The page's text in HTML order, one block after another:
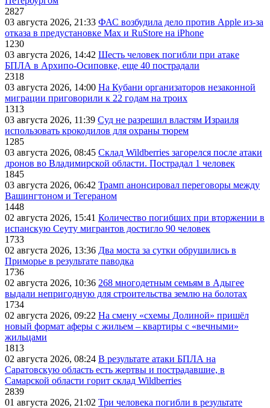
2827
03 августа 2026, 21:33 ФАС возбудила дело против Apple из-за
отказа в предустановке Max и RuStore на iPhone
1230
03 августа 2026, 14:42 Шесть человек погибли при атаке
БПЛА в Архипо-Осиповке, еще 40 пострадали
2318
03 августа 2026, 14:00 На Кубани организаторов незаконной
миграции приговорили к 22 годам на троих
1313
03 августа 2026, 11:39 Суд не разрешил властям Израиля
использовать крокодилов для охраны тюрем
1285
03 августа 2026, 08:45 Склад Wildberries загорелся после атаки
дронов во Владимирской области. Пострадал 1 человек
1845
03 августа 2026, 06:42 Трамп анонсировал переговоры между
Вашингтоном и Тегераном
1448
02 августа 2026, 15:41 Количество погибших при вторжении в
испанскую Сеуту мигрантов достигло 90 человек
1733
02 августа 2026, 13:36 Два моста за сутки обрушились в
Приморье в результате паводка
1736
02 августа 2026, 10:36 268 многодетным семьям в Адыгее
выдали непригодную для строительства землю на болотах
1734
02 августа 2026, 09:22 На смену «схемы Долиной» пришёл
новый формат аферы с жильем – квартиры с «вечными»
жильцами
1813
02 августа 2026, 08:24 В результате атаки БПЛА на
Саратовскую область есть жертвы и пострадавшие, в
Самарской области горит склад Wildberries
2839
01 августа 2026, 21:02 Три человека погибли в результате